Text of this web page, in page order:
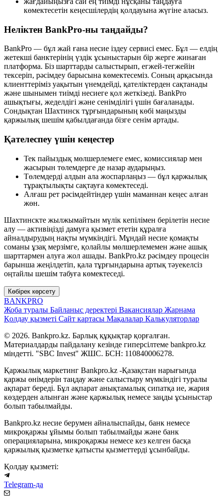
көмектесетін кеңесшілердің қолдауына жүгіне аласыз.
Неліктен BankPro-ны таңдайды?
BankPro — бұл жай ғана несие іздеу сервисі емес. Бұл — елдің
жетекші банктерінің үздік ұсыныстарын бір жерге жинаған
платформа. Біз шарттарды салыстырып, егжей-тегжейін
тексеріп, рәсімдеу барысына көмектесеміз. Соның арқасында
клиенттеріміз уақытын үнемдейді, қателіктерден сақтанады
және шынымен тиімді несиеге қол жеткізеді. BankPro
ашықтығы, жеделдігі және сенімділігі үшін бағаланады.
Сондықтан Шахтинск тұрғындарының көбі маңызды
қаржылық шешім қабылдағанда бізге сенім артады.
Қателеспеу үшін кеңестер
Тек пайыздық мөлшерлемеге емес, комиссиялар мен
жасырын төлемдерге де назар аударыңыз.
Төлемдерді алдын ала жоспарлаңыз — бұл қаржылық
тұрақтылықты сақтауға көмектеседі.
Алғаш рет рәсімдейтіндер үшін маманнан кеңес алған
жөн.
Шахтинскте жылжымайтын мүлік кепілімен берілетін несие
алу — активіңізді дамуға қызмет ететін құралға
айналдырудың нақты мүмкіндігі. Мұндай несие қомақты
соманы ұзақ мерзімге, қолайлы мөлшерлемемен және ашық
шарттармен алуға жол ашады. BankPro.kz рәсімдеу процесін
барынша жеңілдетіп, қала тұрғындарына артық тәуекелсіз
оңтайлы шешім табуға көмектеседі.
Көбірек көрсету
BANKPRO
Жоба туралы Байланыс деректері Вакансиялар Жарнама
Қолдау қызметі Сайт картасы Мақалалар Калькуляторлар
© 2026. Bankpro.kz. Барлық құқықтар қорғалған.
Материалдарды пайдалану кезінде гиперсілтеме bankpro.kz
міндетті. "SBC Invest" ЖШС. БСН: 110840006278.
Қаржылық маркетинг Bankpro.kz -Қазақстан нарығында
қаржы өнімдерін таңдау және салыстыру мүмкіндігі туралы
ақпарат береді. Бұл ақпарат анықтамалық сипатқа ие, жария
көздерден алынған және қаржылық немесе заңды ұсыныстар
болып табылмайды.
Bankpro.kz несие берумен айналыспайды, банк немесе
микроқаржы ұйымы болып табылмайды және банк
операцияларына, микроқаржы немесе кез келген басқа
қаржылық қызметке қатысты қызметтерді ұсынбайды.
Қолдау қызметі:
Telegram-да